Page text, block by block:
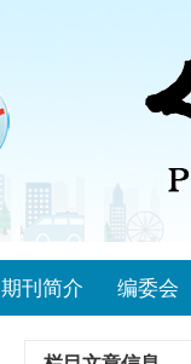
期刊简介 编委会